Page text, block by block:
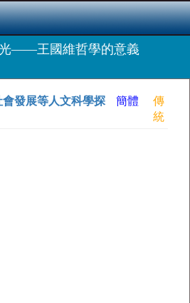
——王國維哲學的意義
發展等人文科學探
簡體
傳
統